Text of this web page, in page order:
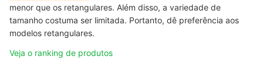
menor que os retangulares. Além disso, a variedade de
tamanho costuma ser limitada. Portanto, dê preferência aos
modelos retangulares.
Veja o ranking de produtos